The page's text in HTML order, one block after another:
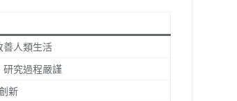
善人類生活
研究過程嚴謹
新